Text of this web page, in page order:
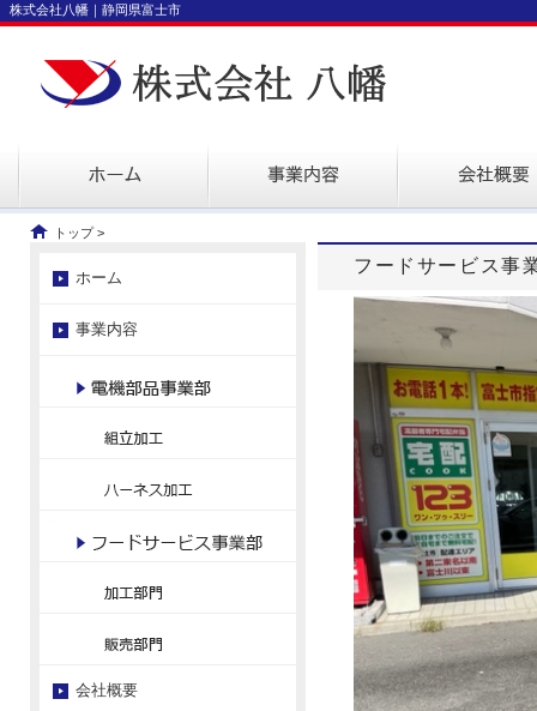
株式会社八幡｜静岡県富士市
トップ>
フードサービス事
ホーム
事業内容
会社概要